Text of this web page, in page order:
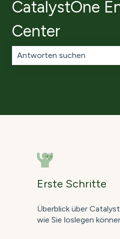
CatalystOne
Center
Erste Schritte
Überblick über
wie Sie loslegen